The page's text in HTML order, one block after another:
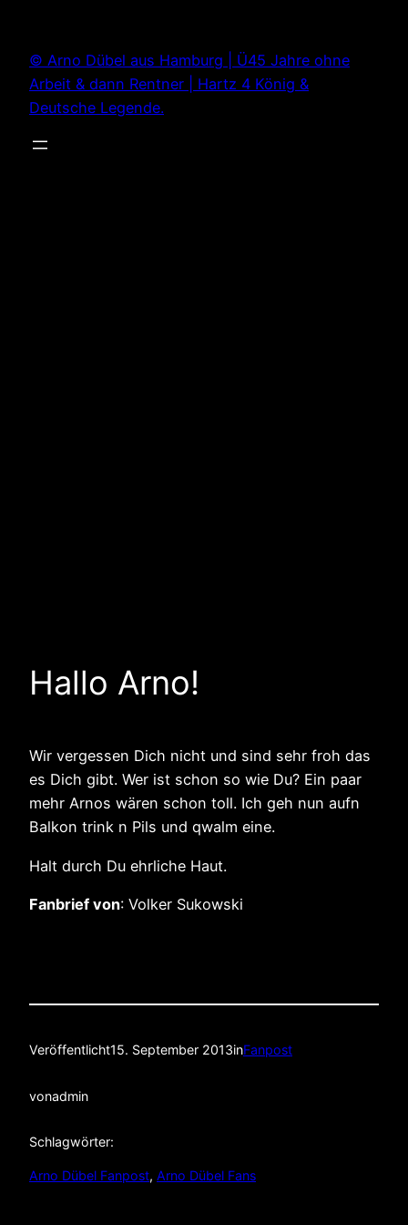
springen
© Arno Dübel aus Hamburg | Ü45 Jahre ohne
Arbeit & dann Rentner | Hartz 4 König &
Deutsche Legende.
Hallo Arno!
Wir vergessen Dich nicht und sind sehr froh das
es Dich gibt. Wer ist schon so wie Du? Ein paar
mehr Arnos wären schon toll. Ich geh nun aufn
Balkon trink n Pils und qwalm eine.
Halt durch Du ehrliche Haut.
Fanbrief von: Volker Sukowski
Veröffentlicht15. September 2013inFanpost
vonadmin
Schlagwörter:
Arno Dübel Fanpost, Arno Dübel Fans